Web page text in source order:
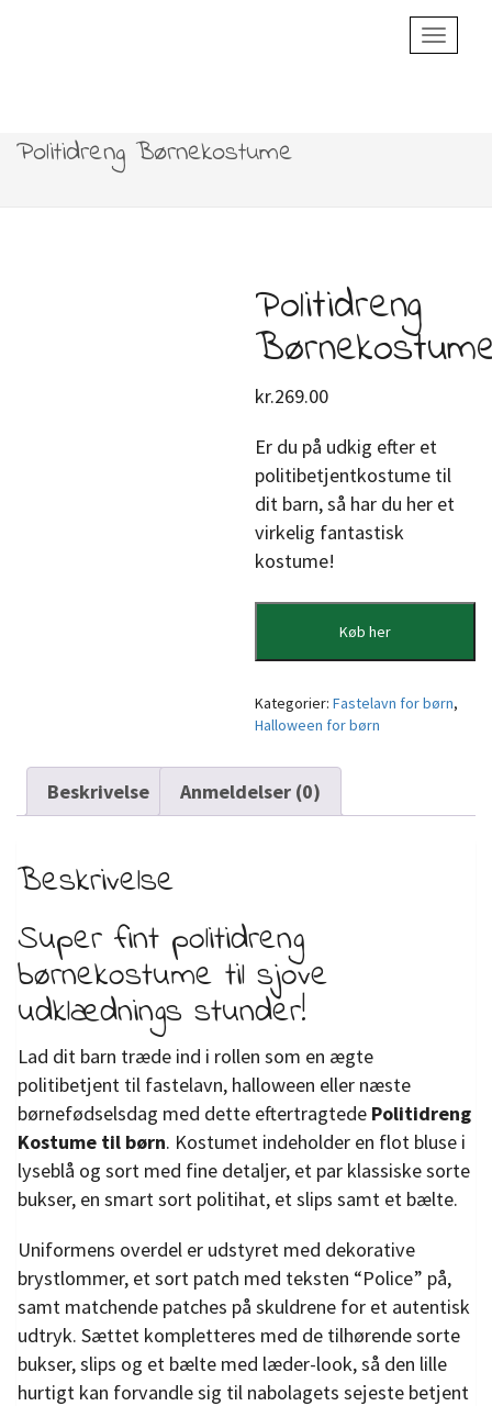
Toggle
Politidreng Børnekostume
Politidreng
kr.269.00
Er du på udkig efter et
politibetjentkostume til
dit barn, så har du her et
virkelig fantastisk
kostume!
Køb her
Kategorier:Fastelavn for børn,
Halloween for børn
Beskrivelse Anmeldelser (0)
Beskrivelse
Super fint politidreng
børnekostume til sjove
udklædnings stunder!
Lad dit barn træde ind i rollen som en ægte
politibetjent til fastelavn, halloween eller næste
børnefødselsdag med dette eftertragtede Politidreng
Kostume til børn. Kostumet indeholder en flot bluse i
lyseblå og sort med fine detaljer, et par klassiske sorte
bukser, en smart sort politihat, et slips samt et bælte.
Uniformens overdel er udstyret med dekorative
brystlommer, et sort patch med teksten “Police” på,
samt matchende patches på skuldrene for et autentisk
udtryk. Sættet kompletteres med de tilhørende sorte
bukser, slips og et bælte med læder-look, så den lille
hurtigt kan forvandle sig til nabolagets sejeste betjent